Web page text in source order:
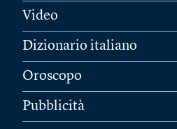
Video
Dizionario italiano
Oroscopo
Pubblicità